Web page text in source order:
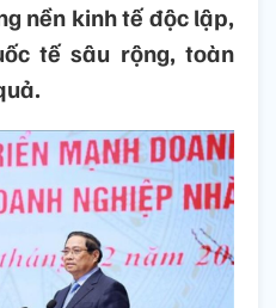
nền kinh tế độc lập,
tế sâu rộng, toàn